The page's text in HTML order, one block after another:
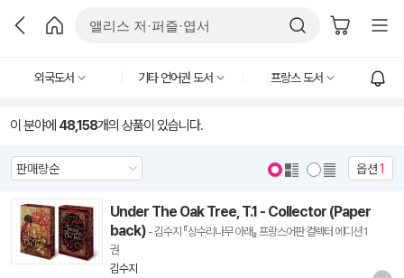
외국도서 기타 언어권 도서 프랑스 도서
이 분야에 48,158개의 상품이 있습니다.
옵션1
Under The Oak Tree, T.1 - Collector (Paper
back) - 김수지 『상수리나무 아래』 프랑스어판 컬렉터 에디션 1
권
김수지